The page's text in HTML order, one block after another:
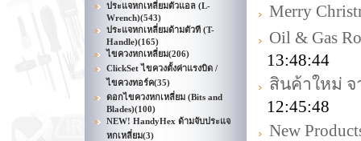
ประแจหกเหลี่ยมตัวแอล (L-
Wrench)(543)
ประแจหกเหลี่ยมด้ามตัวที (T-
Handle)(165)
ไขควงหกเหลี่ยม(206)
ClickSet ไขควงตั้งค่าแรงบิด /
ไขควงทอร์ค(35)
ดอกไขควงหกเหลี่ยม (Bits and
Blades)(100)
NEW! HandyHex ด้ามจับประแจ
หกเหลี่ยม(3)
Merry
Oil & Gas
13:48:44
สินค้าใหม่ จ
12:45:48
New